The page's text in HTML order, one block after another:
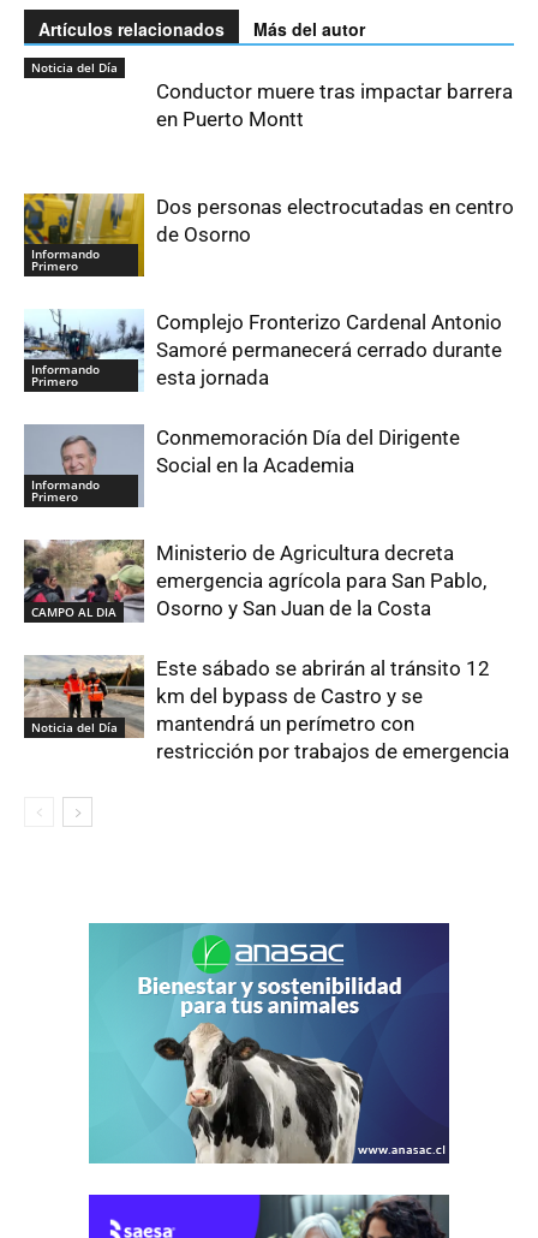
Artículos relacionados Más del autor
Noticia del Día
Conductor muere tras impactar barrera
en Puerto Montt
Informando
Primero
Dos personas electrocutadas en centro
de Osorno
Informando
Primero
Complejo Fronterizo Cardenal Antonio
Samoré permanecerá cerrado durante
esta jornada
Informando
Primero
Conmemoración Día del Dirigente
Social en la Academia
CAMPO AL DIA
Ministerio de Agricultura decreta
emergencia agrícola para San Pablo,
Osorno y San Juan de la Costa
Noticia del Día
Este sábado se abrirán al tránsito 12
km del bypass de Castro y se
mantendrá un perímetro con
restricción por trabajos de emergencia